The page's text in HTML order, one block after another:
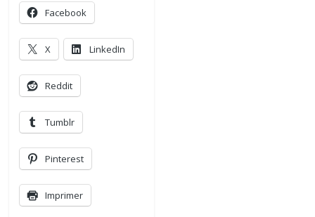
Facebook
X LinkedIn
Reddit
Tumblr
Pinterest
Imprimer